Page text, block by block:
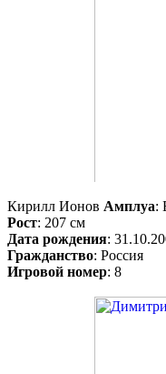
Кирилл Ионов Амплуа:
Рост: 207 см
Дата рождения:
Гражданство: Россия
Игровой номер: 8